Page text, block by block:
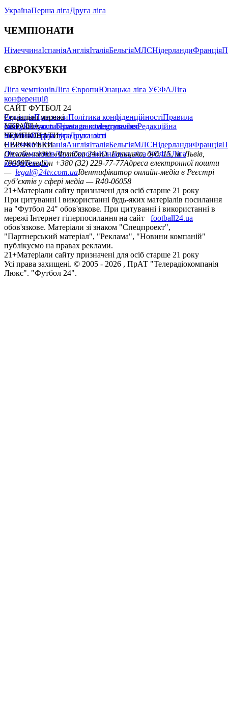
УкраїнаПерша лігаДруга ліга
ЧЕМПІОНАТИ
НімеччинаІспаніяАнгліяІталіяБельгіяМЛСНідерландиФранція
ЄВРОКУБКИ
Ліга чемпіонівЛіга ЄвропиЮнацька ліга УЄФАЛіга
конференцій
САЙТ ФУТБОЛ 24
РедакціяПрогнозиПолітика конфіденційностіПравила
сайтуКонтактиПравила коментуванняРедакційна
політикаСтруктура власності
Соціальні мережі
facebookxyoutubeinstagramtelegramviber
УКРАЇНА
УкраїнаПерша лігаДруга ліга
ЧЕМПІОНАТИ
НімеччинаІспаніяАнгліяІталіяБельгіяМЛСНідерландиФранція
ЄВРОКУБКИ
Ліга чемпіонівЛіга ЄвропиЮнацька ліга УЄФАЛіга
конференцій
Онлайн-медіа «Футбол 24»пл. Галицька, буд. 15, м. Львів,
79008Телефон +380 (32) 229-77-77Адреса електронної пошти
— legal@24tv.com.uaІдентифікатор онлайн-медіа в Реєстрі
суб’єктів у сфері медіа — R40-06058
21+Матеріали сайту призначені для осіб старше 21 року
При цитуванні і використанні будь-яких матеріалів посилання
на "Футбол 24" обов'язкове. При цитуванні і використанні в
мережі Інтернет гіперпосилання на сайт
football24.ua
обов'язкове. Матеріали зі знаком "Спецпроект",
"Партнерський матеріал", "Реклама", "Новини компаній"
публікуємо на правах реклами.
21+Матеріали сайту призначені для осіб старше 21 року
Усi права захищенi. © 2005 - 2026 , ПрАТ "Телерадіокомпанія
Люкс". "Футбол 24".